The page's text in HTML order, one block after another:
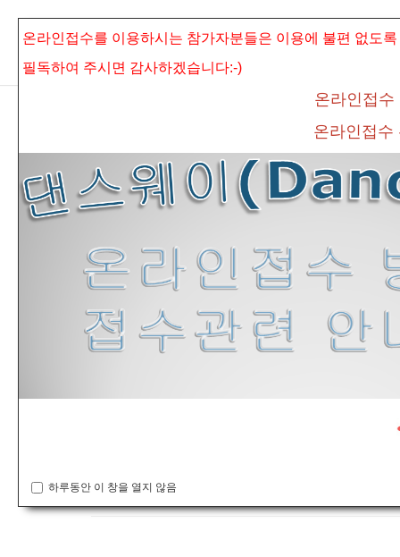
온라인접수를 이용하시는 참가자분들은 이용에 불편 없도록
필독하여 주시면 감사하겠습니다:-)
온라인접수
온라인접
하루동안 이 창을 열지 않음
Sketchbook5, 스케치북5
Sketchbook5, 스케치북5